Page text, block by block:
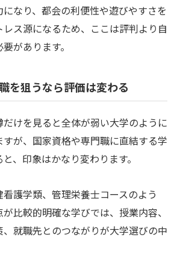
なり、都会の利便性や遊びやすさを
ス源になるため、ここは評判より自
があります。
を狙うなら評価は変わる
だけを見ると全体が弱い大学のように
すが、国家資格や専門職に直結する学
、印象はかなり変わります。
護学類、管理栄養士コースのよう
比較的明確な学びでは、授業内容、
就職先とのつながりが大学選びの中